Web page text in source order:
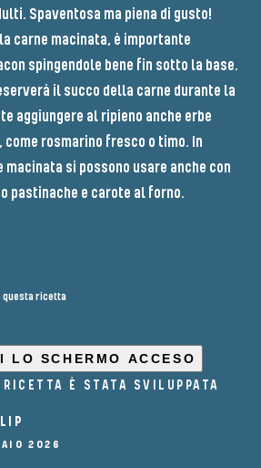
Spaventosa ma piena di gusto!
carne macinata, è importante
spingendole bene fin sotto la base.
il succo della carne durante la
aggiungere al ripieno anche erbe
rosmarino fresco o timo. In
si possono usare anche con
pastinache e carote al forno.
questa ricetta
LO SCHERMO ACCESO
RICETTA È STATA SVILUPPATA
2026